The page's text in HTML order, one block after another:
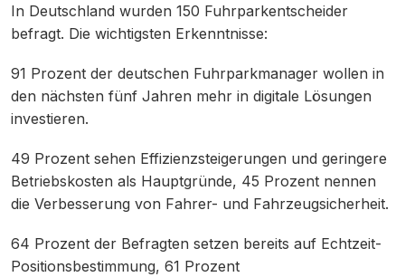
In Deutschland wurden 150 Fuhrparkentscheider
befragt. Die wichtigsten Erkenntnisse:
91 Prozent der deutschen Fuhrparkmanager wollen in
den nächsten fünf Jahren mehr in digitale Lösungen
investieren.
49 Prozent sehen Effizienzsteigerungen und geringere
Betriebskosten als Hauptgründe, 45 Prozent nennen
die Verbesserung von Fahrer- und Fahrzeugsicherheit.
64 Prozent der Befragten setzen bereits auf Echtzeit-
Positionsbestimmung, 61 Prozent